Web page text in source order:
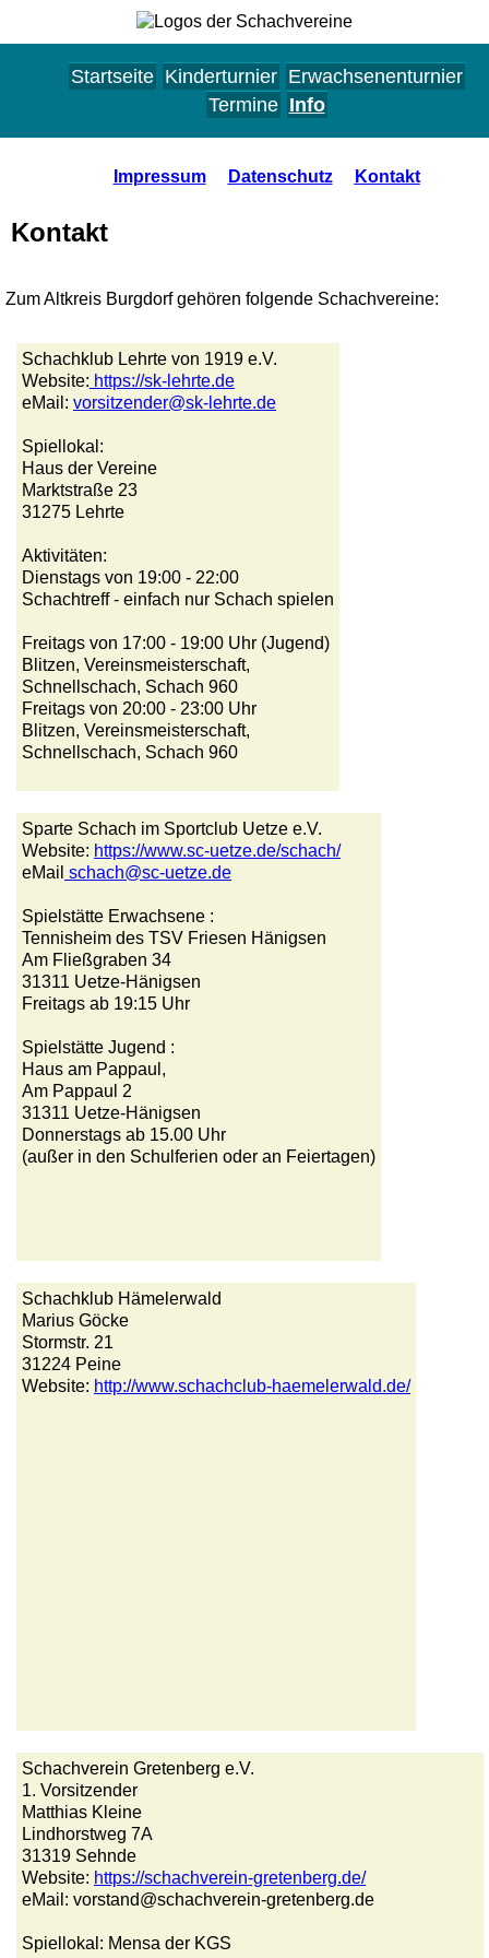
Startseite Kinderturnier Erwachsenenturnier
Termine Info
Impressum Datenschutz Kontakt
Kontakt
Zum Altkreis Burgdorf gehören folgende Schachvereine:
Schachklub Lehrte von 1919 e.V.
Website: https://sk-lehrte.de
eMail: vorsitzender@sk-lehrte.de
Spiellokal:
Haus der Vereine
Marktstraße 23
31275 Lehrte
Aktivitäten:
Dienstags von 19:00 - 22:00
Schachtreff - einfach nur Schach spielen
Freitags von 17:00 - 19:00 Uhr (Jugend)
Blitzen, Vereinsmeisterschaft,
Schnellschach, Schach 960
Freitags von 20:00 - 23:00 Uhr
Blitzen, Vereinsmeisterschaft,
Schnellschach, Schach 960
Sparte Schach im Sportclub Uetze e.V.
Website: https://www.sc-uetze.de/schach/
eMail schach@sc-uetze.de
Spielstätte Erwachsene :
Tennisheim des TSV Friesen Hänigsen
Am Fließgraben 34
31311 Uetze-Hänigsen
Freitags ab 19:15 Uhr
Spielstätte Jugend :
Haus am Pappaul,
Am Pappaul 2
31311 Uetze-Hänigsen
Donnerstags ab 15.00 Uhr
(außer in den Schulferien oder an Feiertagen)
Schachklub Hämelerwald
Marius Göcke
Stormstr. 21
31224 Peine
Website: http://www.schachclub-haemelerwald.de/
Schachverein Gretenberg e.V.
1. Vorsitzender
Matthias Kleine
Lindhorstweg 7A
31319 Sehnde
Website: https://schachverein-gretenberg.de/
eMail: vorstand@schachverein-gretenberg.de
Spiellokal: Mensa der KGS